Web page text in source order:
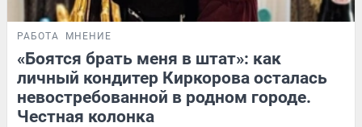
РАБОТА МНЕНИЕ
«Боятся брать меня в штат»: как
личный кондитер Киркорова осталась
невостребованной в родном городе.
Честная колонка